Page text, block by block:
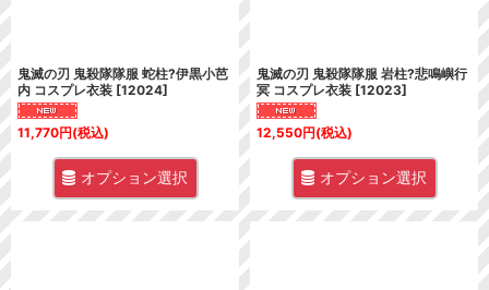
鬼滅の刃 鬼殺隊隊服 蛇柱?伊黒小芭
内 コスプレ衣装 [12024]
11,770円(税込)
オプション選択
鬼滅の刃 鬼殺隊隊服 岩柱?悲鳴嶼行
冥 コスプレ衣装 [12023]
12,550円(税込)
オプション選択